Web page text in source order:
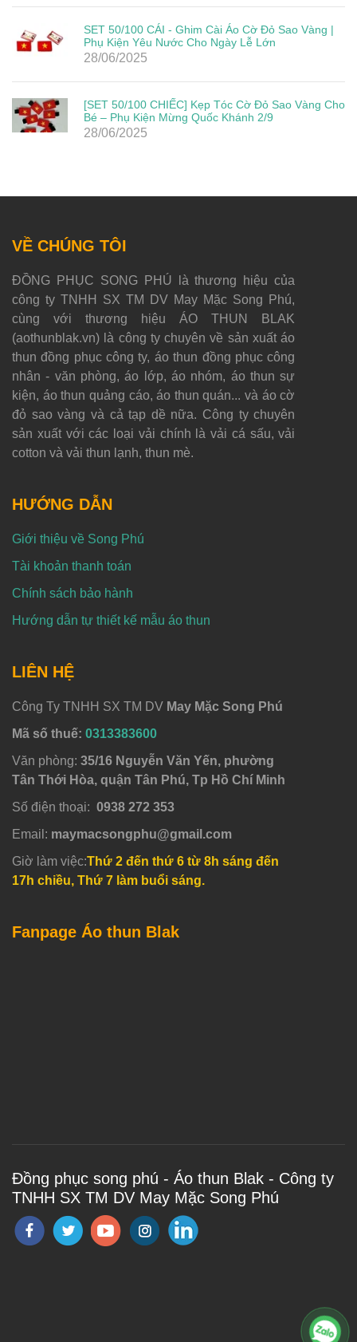
SET 50/100 CÁI - Ghim Cài Áo Cờ Đỏ Sao Vàng |
Phụ Kiện Yêu Nước Cho Ngày Lễ Lớn
28/06/2025
[SET 50/100 CHIẾC] Kẹp Tóc Cờ Đỏ Sao Vàng Cho
Bé – Phụ Kiện Mừng Quốc Khánh 2/9
28/06/2025
VỀ CHÚNG TÔI
ĐỒNG PHỤC SONG PHÚ là thương hiệu của
công ty TNHH SX TM DV May Mặc Song Phú,
cùng với thương hiệu ÁO THUN BLAK
(aothunblak.vn) là công ty chuyên về sản xuất áo
thun đồng phục công ty, áo thun đồng phục công
nhân - văn phòng, áo lớp, áo nhóm, áo thun sự
kiện, áo thun quảng cáo, áo thun quán... và áo cờ
đỏ sao vàng và cả tạp dề nữa. Công ty chuyên
sản xuất với các loại vải chính là vải cá sấu, vải
cotton và vải thun lạnh, thun mè.
HƯỚNG DẪN
Giới thiệu về Song Phú
Tài khoản thanh toán
Chính sách bảo hành
Hướng dẫn tự thiết kế mẫu áo thun
LIÊN HỆ
Công Ty TNHH SX TM DV May Mặc Song Phú
Mã số thuế: 0313383600
Văn phòng: 35/16 Nguyễn Văn Yến, phường
Tân Thới Hòa, quận Tân Phú, Tp Hồ Chí Minh
Số điện thoại: 0938 272 353
Email: maymacsongphu@gmail.com
Giờ làm việc:Thứ 2 đến thứ 6 từ 8h sáng đến
17h chiều, Thứ 7 làm buổi sáng.
Fanpage Áo thun Blak
Đồng phục song phú - Áo thun Blak - Công ty
TNHH SX TM DV May Mặc Song Phú